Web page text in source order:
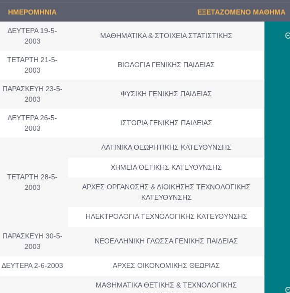
ΗΜΕΡΟΜΗΝΙΑ ΕΞΕΤΑΖΟΜΕΝΟ ΜΑΘΗΜΑ
ΔΕΥΤΕΡΑ 19-5-
2003
ΜΑΘΗΜΑΤΙΚΑ & ΣΤΟΙΧΕΙΑ ΣΤΑΤΙΣΤΙΚΗΣ
ΤΕΤΑΡΤΗ 21-5-
2003
ΒΙΟΛΟΓΙΑ ΓΕΝΙΚΗΣ ΠΑΙΔΕΙΑΣ
ΠΑΡΑΣΚΕΥΗ 23-5-
2003
ΦΥΣΙΚΗ ΓΕΝΙΚΗΣ ΠΑΙΔΕΙΑΣ
ΔΕΥΤΕΡΑ 26-5-
2003
ΙΣΤΟΡΙΑ ΓΕΝΙΚΗΣ ΠΑΙΔΕΙΑΣ
ΤΕΤΑΡΤΗ 28-5-
2003
ΛΑΤΙΝΙΚΑ ΘΕΩΡΗΤΙΚΗΣ ΚΑΤΕΥΘΥΝΣΗΣ
ΧΗΜΕΙΑ ΘΕΤΙΚΗΣ ΚΑΤΕΥΘΥΝΣΗΣ
ΑΡΧΕΣ ΟΡΓΑΝΩΣΗΣ & ΔΙΟΙΚΗΣΗΣ ΤΕΧΝΟΛΟΓΙΚΗΣ
ΚΑΤΕΥΘΥΝΣΗΣ
ΗΛΕΚΤΡΟΛΟΓΙΑ ΤΕΧΝΟΛΟΓΙΚΗΣ ΚΑΤΕΥΘΥΝΣΗΣ
ΠΑΡΑΣΚΕΥΗ 30-5-
2003
ΝΕΟΕΛΛΗΝΙΚΗ ΓΛΩΣΣΑ ΓΕΝΙΚΗΣ ΠΑΙΔΕΙΑΣ
ΔΕΥΤΕΡΑ 2-6-2003 ΑΡΧΕΣ ΟΙΚΟΝΟΜΙΚΗΣ ΘΕΩΡΙΑΣ
ΜΑΘΗΜΑΤΙΚΑ ΘΕΤΙΚΗΣ & ΤΕΧΝΟΛΟΓΙΚΗΣ